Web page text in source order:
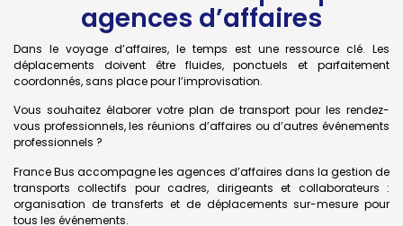
agences d’affaires
Dans le voyage d’affaires, le temps est une ressource clé. Les
déplacements doivent être fluides, ponctuels et parfaitement
coordonnés, sans place pour l’improvisation.
Vous souhaitez élaborer votre plan de transport pour les rendez-
vous professionnels, les réunions d’affaires ou d’autres événements
professionnels ?
France Bus accompagne les agences d’affaires dans la gestion de
transports collectifs pour cadres, dirigeants et collaborateurs :
organisation de transferts et de déplacements sur-mesure pour
tous les événements.